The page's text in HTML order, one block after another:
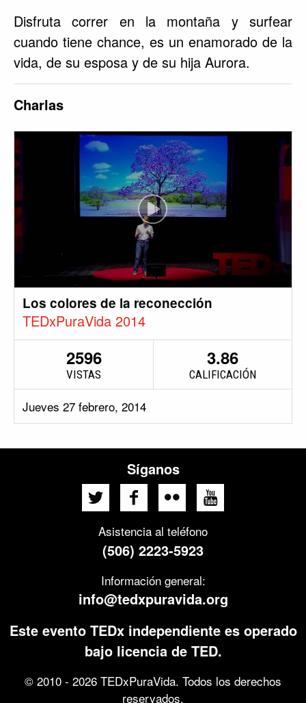
Disfruta correr en la montaña y surfear
cuando tiene chance, es un enamorado de la
vida, de su esposa y de su hija Aurora.
Charlas
Los colores de la reconección
TEDxPuraVida 2014
2596
VISTAS
3.86
CALIFICACIÓN
Jueves 27 febrero, 2014
Síganos
Asistencia al teléfono
(506) 2223-5923
Información general:
info@tedxpuravida.org
Este evento TEDx independiente es operado
bajo licencia de TED.
© 2010 - 2026 TEDxPuraVida. Todos los derechos
reservados.